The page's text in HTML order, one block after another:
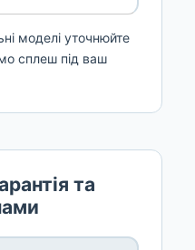
моделі уточнюйте
сплеш під ваш
та